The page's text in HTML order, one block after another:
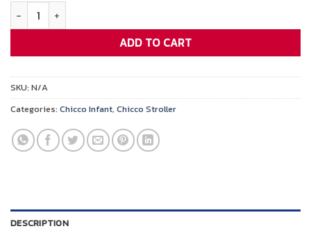
CHICCO LONDON UP STROLLER W BAR quantity
ADD TO CART
SKU: N/A
Categories: Chicco Infant, Chicco Stroller
DESCRIPTION